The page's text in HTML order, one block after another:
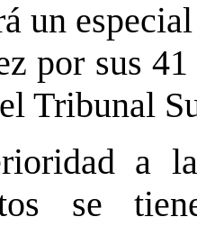
un
por sus
Tribunal
a
se